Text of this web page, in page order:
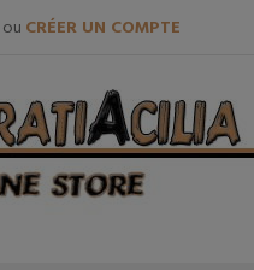
ou CRÉER UN COMPTE